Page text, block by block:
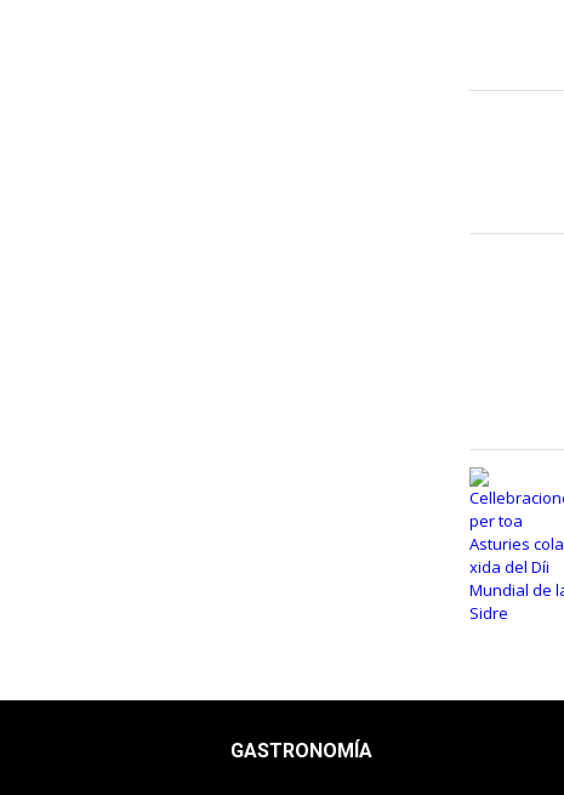
GASTRONOMÍA